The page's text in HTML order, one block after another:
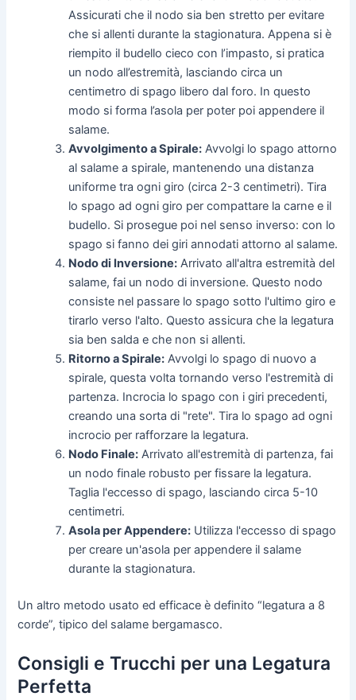
Assicurati che il nodo sia ben stretto per evitare
che si allenti durante la stagionatura. Appena si è
riempito il budello cieco con l’impasto, si pratica
un nodo all’estremità, lasciando circa un
centimetro di spago libero dal foro. In questo
modo si forma l’asola per poter poi appendere il
salame.
Avvolgimento a Spirale: Avvolgi lo spago attorno
al salame a spirale, mantenendo una distanza
uniforme tra ogni giro (circa 2-3 centimetri). Tira
lo spago ad ogni giro per compattare la carne e il
budello. Si prosegue poi nel senso inverso: con lo
spago si fanno dei giri annodati attorno al salame.
Nodo di Inversione: Arrivato all'altra estremità del
salame, fai un nodo di inversione. Questo nodo
consiste nel passare lo spago sotto l'ultimo giro e
tirarlo verso l'alto. Questo assicura che la legatura
sia ben salda e che non si allenti.
Ritorno a Spirale: Avvolgi lo spago di nuovo a
spirale, questa volta tornando verso l'estremità di
partenza. Incrocia lo spago con i giri precedenti,
creando una sorta di "rete". Tira lo spago ad ogni
incrocio per rafforzare la legatura.
Nodo Finale: Arrivato all'estremità di partenza, fai
un nodo finale robusto per fissare la legatura.
Taglia l'eccesso di spago, lasciando circa 5-10
centimetri.
Asola per Appendere: Utilizza l'eccesso di spago
per creare un'asola per appendere il salame
durante la stagionatura.
Un altro metodo usato ed efficace è definito “legatura a 8
corde”, tipico del salame bergamasco.
Consigli e Trucchi per una Legatura
Perfetta